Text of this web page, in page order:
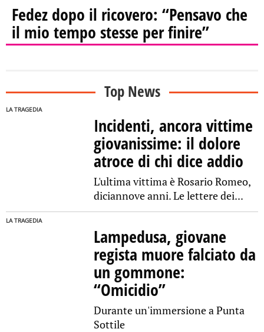
Fedez dopo il ricovero: “Pensavo che
il mio tempo stesse per finire”
Top News
LA TRAGEDIA
Incidenti, ancora vittime
giovanissime: il dolore
atroce di chi dice addio
L'ultima vittima è Rosario Romeo,
diciannove anni. Le lettere dei...
LA TRAGEDIA
Lampedusa, giovane
regista muore falciato da
un gommone:
“Omicidio”
Durante un'immersione a Punta
Sottile